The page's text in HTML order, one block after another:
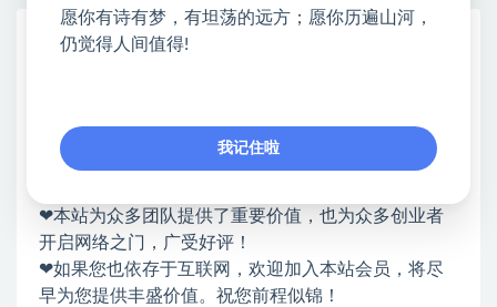
网赚基地简介
类&副业类，资源丰富 物超所值。
❤能助您：找项目 + 低成本创业 + 减少信息差 + 见识
❤本站为众多团队提供了重要价值，也为众多创业者
开启网络之门，广受好评！
❤如果您也依存于互联网，欢迎加入本站会员，将尽
早为您提供丰盛价值。祝您前程似锦！
愿你有诗有梦，有坦荡的远方；愿你历遍山河，
仍觉得人间值得!
我记住啦